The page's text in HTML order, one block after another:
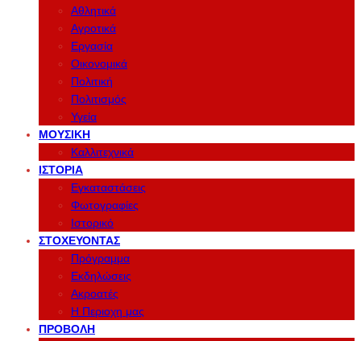
Αθλητικά
Αγροτικά
Εργασία
Οικονομικά
Πολιτική
Πολιτισμός
Υγεία
ΜΟΥΣΙΚΉ
Καλλιτεχνικά
ΙΣΤΟΡΊΑ
Εγκαταστάσεις
Φωτογραφίες
Ιστορικό
ΣΤΟΧΕΎΟΝΤΑΣ
Πρόγραμμα
Εκδηλώσεις
Ακροατές
Η Περιοχη μας
ΠΡΟΒΟΛΉ